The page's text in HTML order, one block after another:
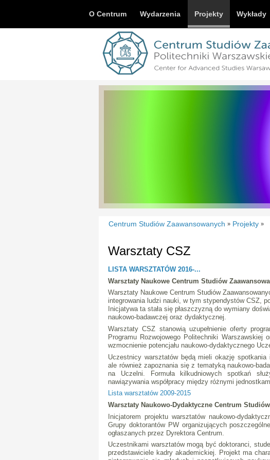
O Centrum Wydarzenia Projekty Wykłady
Centrum Studiów Zaawansowanych » Projekty »
Warsztaty CSZ
LISTA WARSZTATÓW 2016-...
Warsztaty Naukowe Centrum Studiów
Warsztaty Naukowe Centrum Studiów
integrowania ludzi nauki, w tym stypendystów CSZ,
Inicjatywa ta stała się płaszczyzną do wymiany
naukowo-badawczej oraz dydaktycznej.
Warsztaty CSZ stanowią uzupełnienie oferty
Programu Rozwojowego Politechniki Warszawskiej
wzmocnienie potencjału naukowo-dydaktycznego
Uczestnicy warsztatów będą mieli okazję spotkania
ale również zapoznania się z tematyką naukowo-
na Uczelni. Formuła kilkudniowych spotkań
nawiązywania współpracy między różnymi
Lista warsztatów 2009-2015
Warsztaty Naukowo-Dydaktyczne Centrum
Inicjatorem projektu warsztatów naukowo-
Grupy doktorantów PW organizujących
ogłaszanych przez Dyrektora Centrum.
Uczestnikami warsztatów mogą być doktoranci,
przedstawiciele kadry akademickiej. Projekt ma